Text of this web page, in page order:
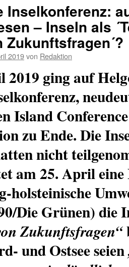
Inselkonferenz:
– Inseln als
Zukunftsfragen´?
2019von Redaktion
ging auf
Island
zu Ende. Die
nicht
am 25. April
holsteinische
Die Grünen) die
Zukunftsfragen“
und Ostsee seien